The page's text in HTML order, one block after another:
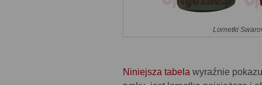
Lornetki
Niniejsza tabela wyraźnie